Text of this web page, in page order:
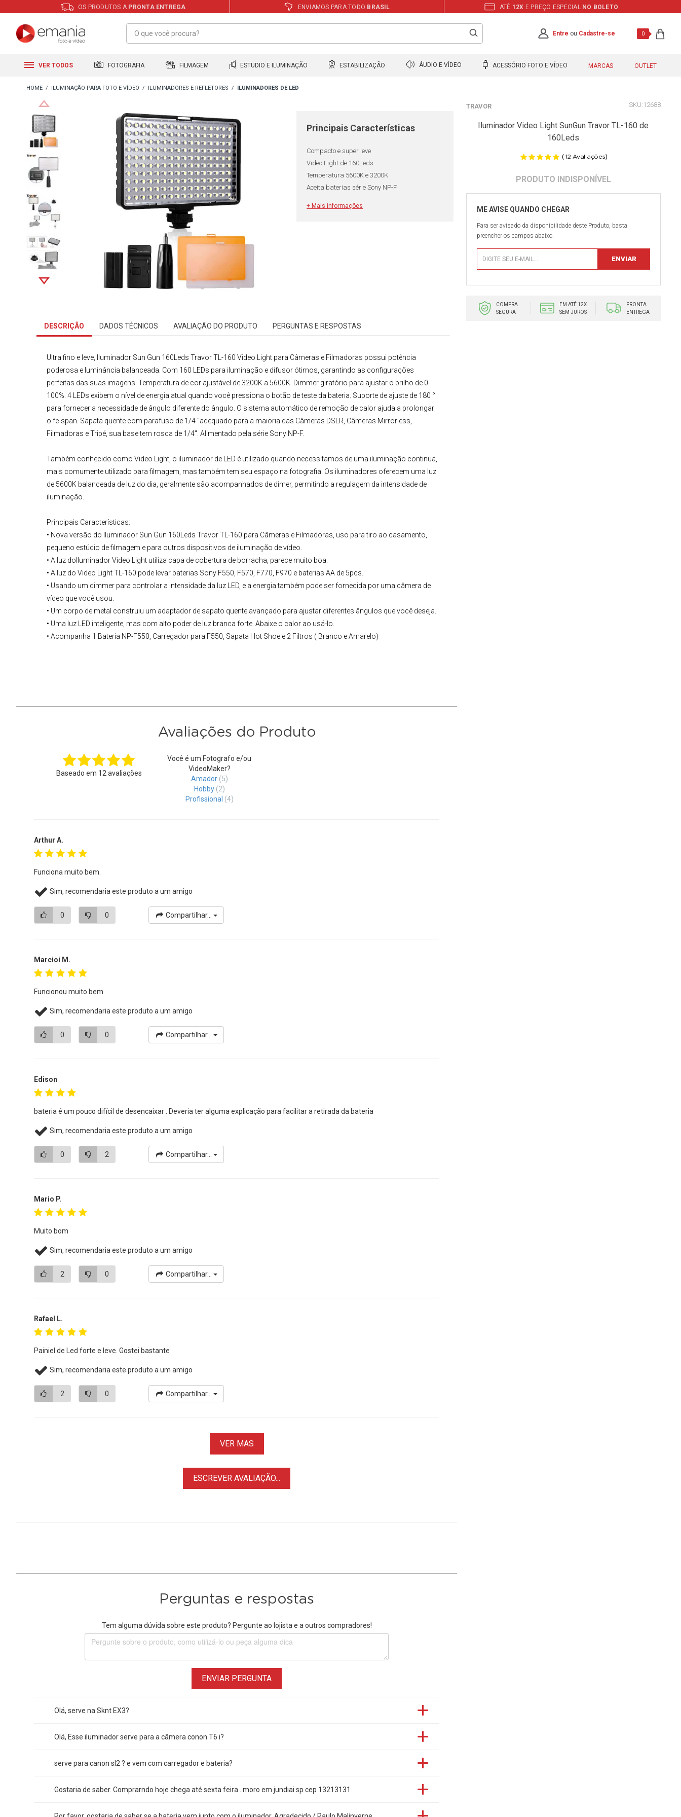
OS PRODUTOS A PRONTA ENTREGA ENVIAMOS PARA TODO BRASIL ATÉ 12X E PREÇO ESPECIAL NO BOLETO
Entre ou Cadastre-se 0
VER TODOS FOTOGRAFIA FILMAGEM ESTUDIO E ILUMINAÇÃO ESTABILIZAÇÃO ÁUDIO E VÍDEO ACESSÓRIO FOTO E VÍDEO MARCAS OUTLET
ILUMINAÇÃO PARA FOTO E VÍDEO ILUMINADORES E REFLETORES ILUMINADORES DE LED
Principais Características
Compacto e super leve
Video Light de 160Leds
Temperatura 5600K e 3200K
Aceita baterias série Sony NP-F
+ Mais informações
TRAVOR 12688
Iluminador Video Light SunGun Travor TL-160 de
160Leds
( 12 Avaliações)
Para ser avisado da disponibilidade deste Produto, basta
preencher os campos abaixo.
COMPRA
SEGURA
EM ATÉ 12X
SEM JUROS
PRONTA
ENTREGA
DESCRIÇÃO DADOS TÉCNICOS AVALIAÇÃO DO PRODUTO PERGUNTAS E RESPOSTAS
Ultra fino e leve, Iluminador Sun Gun 160Leds Travor TL-160 Video Light para Câmeras e Filmadoras possui potência
poderosa e luminância balanceada. Com 160 LEDs para iluminação e difusor ótimos, garantindo as configurações
perfeitas das suas imagens. Temperatura de cor ajustável de 3200K a 5600K. Dimmer giratório para ajustar o brilho de 0-
100%. 4 LEDs exibem o nível de energia atual quando você pressiona o botão de teste da bateria. Suporte de ajuste de 180 °
para fornecer a necessidade de ângulo diferente do ângulo. O sistema automático de remoção de calor ajuda a prolongar
o fe-span. Sapata quente com parafuso de 1/4 "adequado para a maioria das Câmeras DSLR Câmeras Mirrorless
Filmadoras eTripé , sua base tem rosca de 1/4". Alimentado pela série Sony NP-F.
Também conhecido como Video Light , o iluminador de LED é utilizado quando necessitamos de uma iluminação continua,
mais comumente utilizado para filmagem, mas também tem seu espaço na fotografia. Os iluminadores oferecem uma luz
de 5600K balanceada de luz do dia, geralmente são acompanhados de dimer, permitindo a regulagem da intensidade de
iluminação.
Principais Características:
• Nova versão do
Iluminador Sun Gun 160Leds Travor TL-160 para Câmeras e Filmadoras , uso para tiro ao casamento,
pequeno estúdio de filmagem e para outros dispositivos de iluminação de vídeo.
• A luz do IluminadorVideo Light utiliza capa de cobertura de borracha, parece muito boa.
• A luz do Video Light TL-160 pode levar baterias Sony F550, F570, F770, F970 e baterias AA de 5pcs.
• Usando um dimmer para controlar a intensidade da luz LED, e a energia também pode ser fornecida por uma câmera de
vídeo que você usou.
• Um corpo de metal construiu um adaptador de sapato quente avançado para ajustar diferentes ângulos que você deseja.
• Uma luz LED inteligente, mas com alto poder de luz branca forte. Abaixe o calor ao usá-lo.
• Acompanha 1 Bateria NP-F550, Carregador para F550, Sapata Hot Shoe e 2 Filtros ( Branco e Amarelo)
Avaliações do Produto
Baseado em 12 avaliações
Você é um Fotografo e/ou
VideoMaker?
Amador (5)
Hobby (2)
Profissional (4)
Arthur A.
Funciona muito bem.
Sim, recomendaria este produto a um amigo
0 0 Compartilhar...
Marcioi M.
Funcionou muito bem
Sim, recomendaria este produto a um amigo
0 0 Compartilhar...
Edison
bateria é um pouco difícil de desencaixar . Deveria ter alguma explicação para facilitar a retirada da bateria
Sim, recomendaria este produto a um amigo
0 2 Compartilhar...
Mario P.
Muito bom
Sim, recomendaria este produto a um amigo
2 0 Compartilhar...
Rafael L.
Painiel de Led forte e leve. Gostei bastante
Sim, recomendaria este produto a um amigo
2 0 Compartilhar...
VER MAS
ESCREVER AVALIAÇÃO...
Perguntas e respostas
Tem alguma dúvida sobre este produto? Pergunte ao lojista e a outros compradores!
ENVIAR PERGUNTA
Olá, serve na Sknt EX3?
Olá, Esse iluminador serve para a câmera conon T6 i?
serve para canon sl2 ? e vem com carregador e bateria?
Gostaria de saber. Comprarndo hoje chega até sexta feira ..moro em jundiai sp cep 13213131